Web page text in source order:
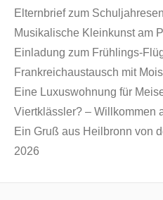
Elternbrief zum
Musikalische Kleinkunst am
Einladung zum Frühlings-
Frankreichaustausch mit
Eine Luxuswohnung für
Viertklässler? – Willkommen
Ein Gruß aus Heilbronn von
2026